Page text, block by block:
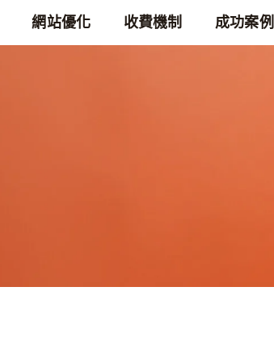
網站優化 收費機制 成功案例